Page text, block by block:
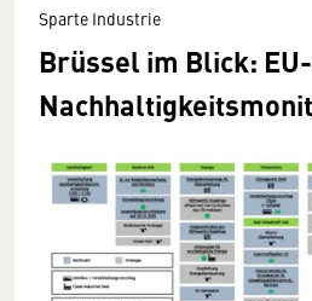
Sparte Industrie
Brüssel im Blick: EU-